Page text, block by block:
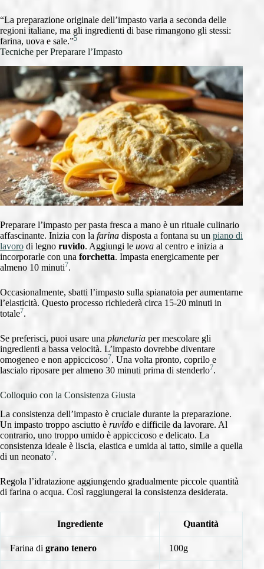
“La preparazione originale dell’impasto varia a seconda delle
regioni italiane, ma gli ingredienti di base rimangono gli stessi:
farina, uova e sale.”5
Tecniche per Preparare l’Impasto
Preparare l’impasto per pasta fresca a mano è un rituale culinario
affascinante. Inizia con la farina disposta a fontana su un piano di
lavoro di legno ruvido. Aggiungi le uova al centro e inizia a
incorporarle con una forchetta. Impasta energicamente per
almeno 10 minuti7.
Occasionalmente, sbatti l’impasto sulla spianatoia per aumentarne
l’elasticità. Questo processo richiederà circa 15-20 minuti in
totale7.
Se preferisci, puoi usare una planetaria per mescolare gli
ingredienti a bassa velocità. L’impasto dovrebbe diventare
omogeneo e non appiccicoso7. Una volta pronto, coprilo e
lascialo riposare per almeno 30 minuti prima di stenderlo7.
Colloquio con la Consistenza Giusta
La consistenza dell’impasto è cruciale durante la preparazione.
Un impasto troppo asciutto è ruvido e difficile da lavorare. Al
contrario, uno troppo umido è appiccicoso e delicato. La
consistenza ideale è liscia, elastica e umida al tatto, simile a quella
di un neonato7.
Regola l’idratazione aggiungendo gradualmente piccole quantità
di farina o acqua. Così raggiungerai la consistenza desiderata.
Ingrediente Quantità
Farina di grano tenero 100g